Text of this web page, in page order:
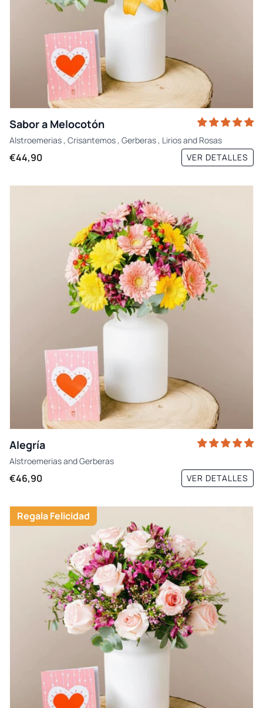
Sabor a Melocotón
Alstroemerias, Crisantemos, Gerberas, Liriosand Rosas
€44,90 VER DETALLES
Alegría
AlstroemeriasandGerberas
€46,90 VER DETALLES
Regala Felicidad